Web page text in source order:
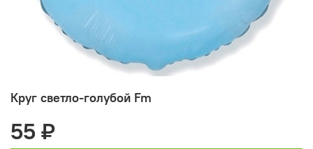
Круг светло-голубой Fm
55 ₽